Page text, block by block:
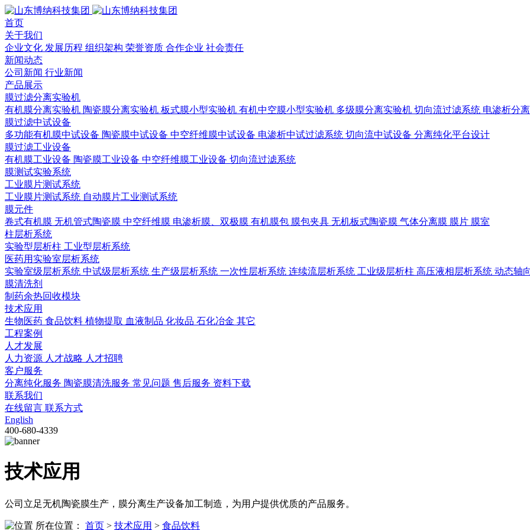
首页
关于我们
企业文化 发展历程 组织架构 荣誉资质 合作企业 社会责任
新闻动态
公司新闻 行业新闻
产品展示
膜过滤分离实验机
有机膜分离实验机 陶瓷膜分离实验机 板式膜小型实验机 有机中空膜小型实验机 多级膜分离实验机 切向流过滤系统 电渗析分
膜过滤中试设备
多功能有机膜中试设备 陶瓷膜中试设备 中空纤维膜中试设备 电渗析中试过滤系统 切向流中试设备 分离纯化平台设计
膜过滤工业设备
有机膜工业设备 陶瓷膜工业设备 中空纤维膜工业设备 切向流过滤系统
膜测试实验系统
工业膜片测试系统
工业膜片测试系统 自动膜片工业测试系统
膜元件
卷式有机膜 无机管式陶瓷膜 中空纤维膜 电渗析膜、双极膜 有机膜包 膜包夹具 无机板式陶瓷膜 气体分离膜 膜片 膜室
柱层析系统
实验型层析柱 工业型层析系统
医药用实验室层析系统
实验室级层析系统 中试级层析系统 生产级层析系统 一次性层析系统 连续流层析系统 工业级层析柱 高压液相层析系统 动态轴
膜清洗剂
制药余热回收模块
技术应用
生物医药 食品饮料 植物提取 血液制品 化妆品 石化冶金 其它
工程案例
人才发展
人力资源 人才战略 人才招聘
客户服务
分离纯化服务 陶瓷膜清洗服务 常见问题 售后服务 资料下载
联系我们
在线留言 联系方式
English
400-680-4339
技术应用
公司立足无机陶瓷膜生产，膜分离生产设备加工制造，为用户提供优质的产品服务。
所在位置： 首页 > 技术应用 > 食品饮料